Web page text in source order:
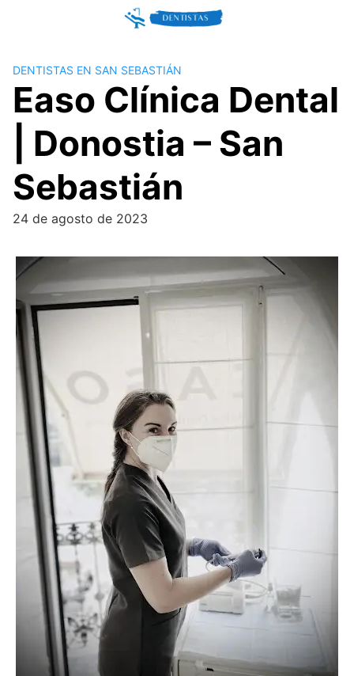
DENTISTAS EN SAN SEBASTIÁN
Easo Clínica Dental
| Donostia – San
Sebastián
24 de agosto de 2023